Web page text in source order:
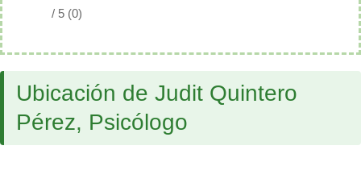
/ 5 (0)
Ubicación de Judit Quintero
Pérez, Psicólogo